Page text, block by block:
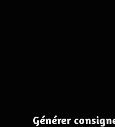
Générer